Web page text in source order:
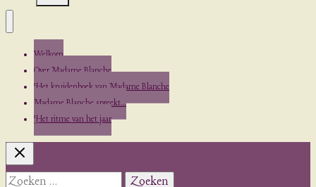
Welkom
Over Madame Blanche
Het kruidenboek van Madame Blanche
Madame Blanche spreekt…
Het ritme van het jaar
Zoeken